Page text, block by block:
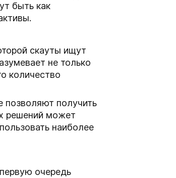
быть как
скауты ищут
не только
количество
позволяют получить
решений может
наиболее
очередь